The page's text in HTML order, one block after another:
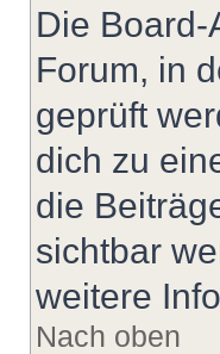
Die
Forum, in
geprüft
dich zu
die
sichtbar
weitere
Nach oben